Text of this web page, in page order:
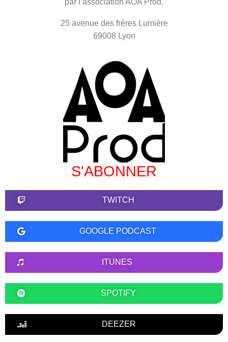
par l’association AOA Prod.
25 avenue des frères Lumière
69008 Lyon
S'ABONNER
TWITCH
GOOGLE PODCAST
ITUNES
SPOTIFY
DEEZER